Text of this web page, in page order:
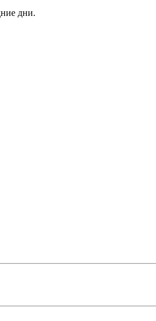
дни.